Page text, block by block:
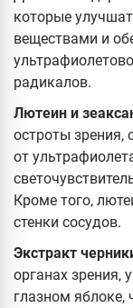
которые
веществами и
радикалов.
Лютеин и
остроты зрения,
от
Кроме того,
стенки сосудов.
Экстракт
органах зрения,
глазном яблоке,